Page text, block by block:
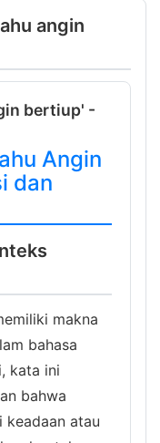
angin
bertiup' -
Angin
dan
makna
bahasa
kata ini
bahwa
keadaan atau